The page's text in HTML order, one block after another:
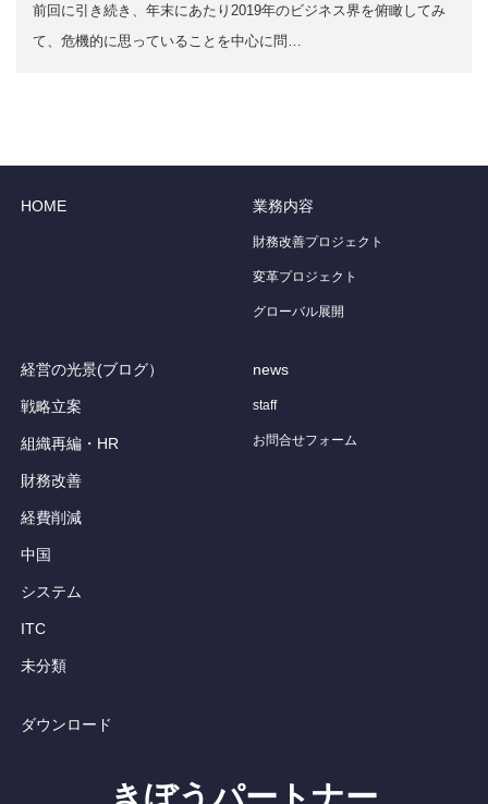
前回に引き続き、年末にあたり2019年のビジネス界を俯瞰してみ
て、危機的に思っていることを中心に問…
HOME 業務内容
財務改善プロジェクト
変革プロジェクト
グローバル展開
経営の光景(ブログ）
戦略立案
組織再編・HR
財務改善
経費削減
中国
システム
ITC
未分類
news
staff
お問合せフォーム
ダウンロード
きぼうパートナー